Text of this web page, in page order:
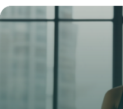
pratiques pour